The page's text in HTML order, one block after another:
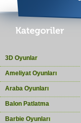
3D Oyunlar
Ameliyat Oyunları
Araba Oyunları
Balon Patlatma
Barbie Oyunları